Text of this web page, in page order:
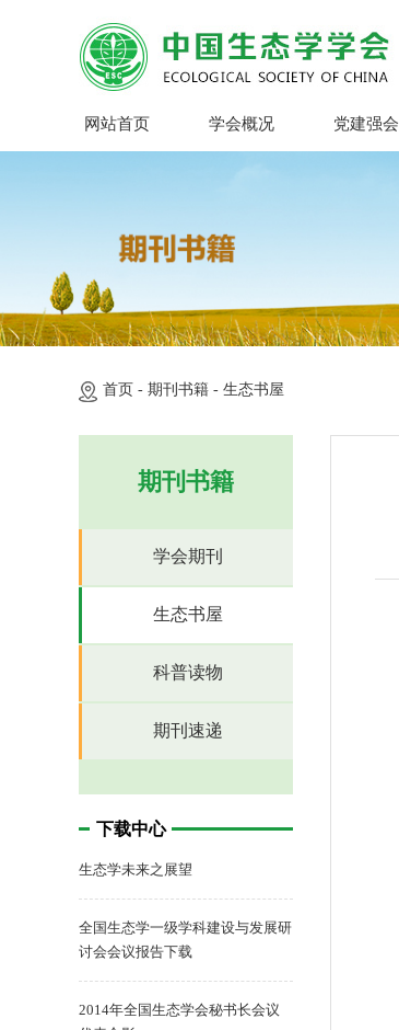
网站首页 学会概况 党建强会
首页 - 期刊书籍 - 生态书屋
期刊书籍
学会期刊
生态书屋
科普读物
期刊速递
下载中心
生态学未来之展望
全国生态学一级学科建设与发展研
讨会会议报告下载
2014年全国生态学会秘书长会议